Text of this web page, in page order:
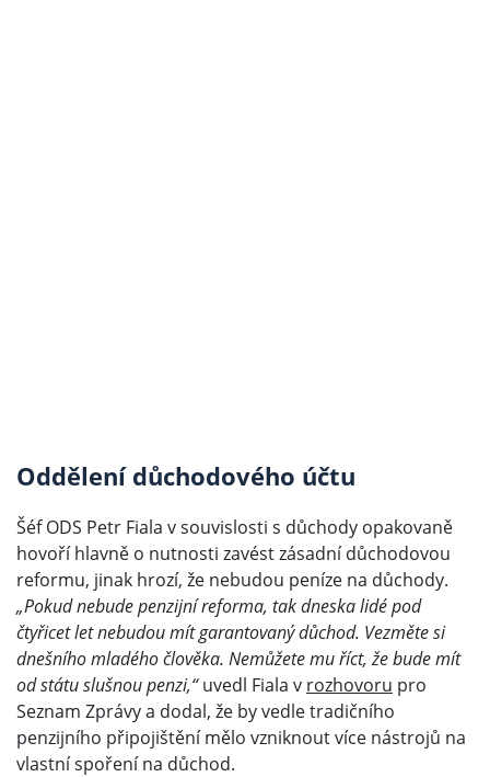
Oddělení důchodového účtu
Šéf ODS Petr Fiala v souvislosti s důchody opakovaně
hovoří hlavně o nutnosti zavést zásadní důchodovou
reformu, jinak hrozí, že nebudou peníze na důchody.
„Pokud nebude penzijní reforma, tak dneska lidé pod
čtyřicet let nebudou mít garantovaný důchod. Vezměte si
dnešního mladého člověka. Nemůžete mu říct, že bude mít
od státu slušnou penzi,“uvedl Fiala v rozhovoru pro
Seznam Zprávy a dodal, že by vedle tradičního
penzijního připojištění mělo vzniknout více nástrojů na
vlastní spoření na důchod.